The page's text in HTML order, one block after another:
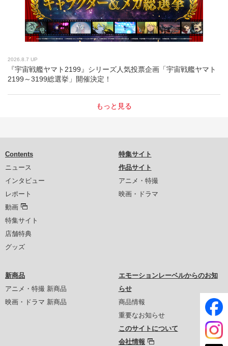
2026.8.7 UP
『宇宙戦艦ヤマト2199』シリーズ人気投票企画「宇宙戦艦ヤマト
2199～3199総選挙」開催決定！
もっと見る
Contents
ニュース
インタビュー
レポート
動画
特集サイト
店舗特典
グッズ
特集サイト
作品サイト
アニメ・特撮
映画・ドラマ
新商品
アニメ・特撮 新商品
映画・ドラマ 新商品
エモーションレーベルからのお知
らせ
商品情報
重要なお知らせ
このサイトについて
会社情報